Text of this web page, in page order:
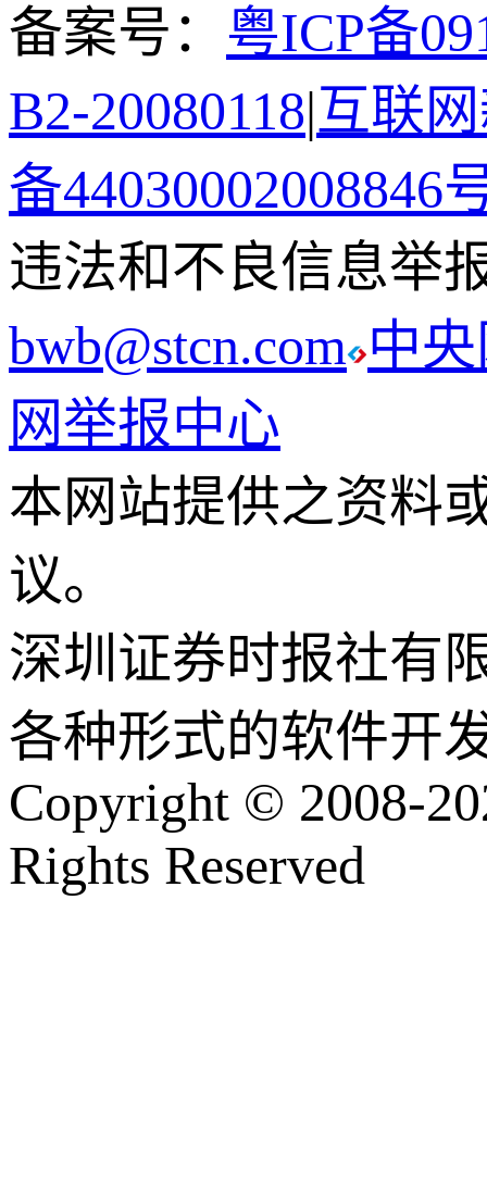
备案号： 粤ICP备
B2-20080118|互联
备44030002008846
违法和不良信息举
bwb@stcn.com 中
网举报中心
本网站提供之资料
议。
深圳证券时报社有
各种形式的软件开
Copyright © 2008-
Rights Reserved